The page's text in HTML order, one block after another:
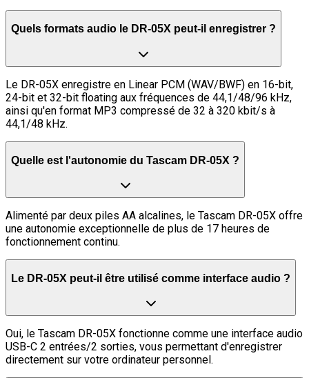
Quels formats audio le DR-05X peut-il enregistrer ?
Le DR-05X enregistre en Linear PCM (WAV/BWF) en 16-bit,
24-bit et 32-bit floating aux fréquences de 44,1/48/96 kHz,
ainsi qu'en format MP3 compressé de 32 à 320 kbit/s à
44,1/48 kHz.
Quelle est l'autonomie du Tascam DR-05X ?
Alimenté par deux piles AA alcalines, le Tascam DR-05X offre
une autonomie exceptionnelle de plus de 17 heures de
fonctionnement continu.
Le DR-05X peut-il être utilisé comme interface audio ?
Oui, le Tascam DR-05X fonctionne comme une interface audio
USB-C 2 entrées/2 sorties, vous permettant d'enregistrer
directement sur votre ordinateur personnel.